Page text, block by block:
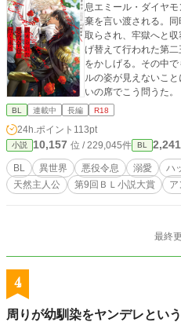
息エミール・ダイヤ
棄を言い渡される。
取らされ、牢獄へと
げ替えて行われた第
をかしげる。その中
ルの姿が見えないこ
いの席でこう問うた
ですか？」と。 帝国皇太子のシグヴァルトと、悪役令息に仕
ト王国編】完結 【ア
い編】連載中 ※web連載時と書籍では多少設定が変わってい
る点があります。
BL 連載中 長編 R18
24h.ポイント 113pt
小説 10,157 位 / 229,045件 BL 2,241
BL 異世界 悪役令息 溺愛 ハ
天然主人公
第9回ＢＬ小説大賞 ア
最終
4
周りが幼馴染をヤンデレとい